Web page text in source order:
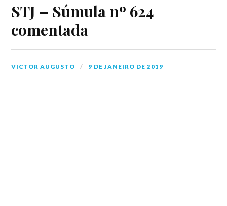
STJ – Súmula nº 624
comentada
VICTOR AUGUSTO 9 DE JANEIRO DE 2019